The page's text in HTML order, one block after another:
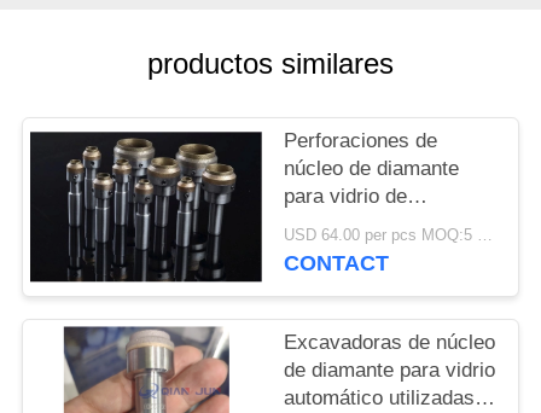
COTIZACIÓN
MAPA
DEL
SITIO
PRIVACY
POLICY
productos similares
Perforaciones de
núcleo de diamante
para vidrio de
automóviles utilizadas
en máquinas Bystronic
USD 64.00 per pcs MOQ:5 piezas
CONTACT
Excavadoras de núcleo
de diamante para vidrio
automático utilizadas